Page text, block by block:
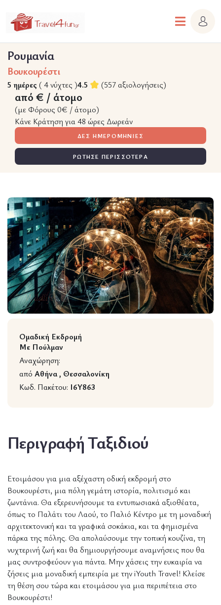
Ρουμανία
Βουκουρέστι
5 ημέρες ( 4 νύχτες )4.5 (557 αξιολογήσεις)
από € / άτομο
(με Φόρους 0€ / άτομο)
Κάνε Κράτηση για 48 ώρες Δωρεάν
ΔΕΣ ΗΜΕΡΟΜΗΝΙΕΣ
ΡΩΤΗΣΕ ΠΕΡΙΣΣΟΤΕΡΑ
Wildlife
Ομαδική Εκδρομή
Με Πούλμαν
Αναχώρηση:
από Αθήνα , Θεσσαλονίκη
Κωδ. Πακέτου: I6Y863
Περιγραφή Ταξιδιού
Ετοιμάσου για μια αξέχαστη οδική εκδρομή στο
Βουκουρέστι, μια πόλη γεμάτη ιστορία, πολιτισμό και
ζωντάνια. Θα εξερευνήσουμε τα εντυπωσιακά αξιοθέατα,
όπως το Παλάτι του Λαού, το Παλιό Κέντρο με τη μοναδική
αρχιτεκτονική και τα γραφικά σοκάκια, και τα φημισμένα
πάρκα της πόλης. Θα απολαύσουμε την τοπική κουζίνα, τη
νυχτερινή ζωή και θα δημιουργήσουμε αναμνήσεις που θα
μας συντροφεύουν για πάντα. Μην χάσεις την ευκαιρία να
ζήσεις μια μοναδική εμπειρία με την iYouth Travel! Κλείσε
τη θέση σου τώρα και ετοιμάσου για μια περιπέτεια στο
Βουκουρέστι!